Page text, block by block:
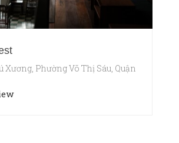
Xương, Phường Võ Thị Sáu, Quận 3, TP.HCM